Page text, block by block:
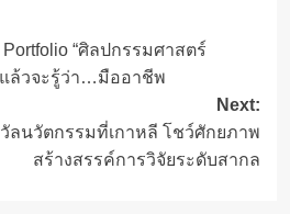
“ศิลปกรรมศาสตร์
ล้วจะรู้ว่า…มืออาชีพ
Next:
ลนวัตกรรมที่เกาหลี โชว์ศักยภาพ
สร้างสรรค์การวิจัยระดับสากล